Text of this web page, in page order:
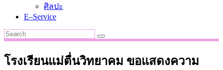
ศิลปะ
E–Service
โรงเรียนแม่ตื่นวิทยาคม ขอแสดงความ